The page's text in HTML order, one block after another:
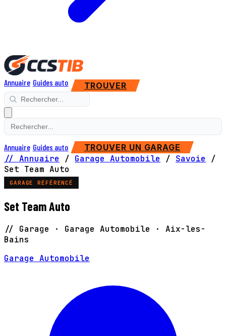
Annuaire Guides auto TROUVER
Annuaire Guides auto TROUVER UN GARAGE
// Annuaire / Garage Automobile / Savoie
/
Set Team Auto
GARAGE RÉFÉRENCÉ
Set Team Auto
// Garage · Garage Automobile · Aix-les-
Bains
Garage Automobile